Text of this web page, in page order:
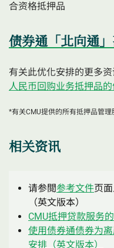
合资格抵押品
债券通「北向通
有关此优化安排的更多
人民币回购业务抵押品的
*有关CMU提供的所有抵押品管
相关资讯
请参閲参考文件页
（英文版本）
CMU抵押贷款服务
使用债券通债券为
安排（英文版本）